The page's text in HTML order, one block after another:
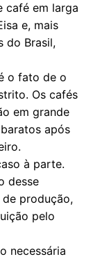
café em larga
e, mais
do Brasil,
o fato de o
Os cafés
em grande
após
à parte.
desse
produção,
pelo
necessária